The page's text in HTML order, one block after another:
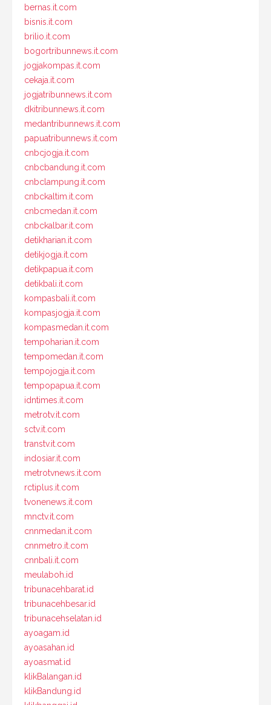
bernas.it.com
bisnis.it.com
brilio.it.com
bogortribunnews.it.com
jogjakompas.it.com
cekaja.it.com
jogjatribunnews.it.com
dkitribunnews.it.com
medantribunnews.it.com
papuatribunnews.it.com
cnbcjogja.it.com
cnbcbandung.it.com
cnbclampung.it.com
cnbckaltim.it.com
cnbcmedan.it.com
cnbckalbar.it.com
detikharian.it.com
detikjogja.it.com
detikpapua.it.com
detikbali.it.com
kompasbali.it.com
kompasjogja.it.com
kompasmedan.it.com
tempoharian.it.com
tempomedan.it.com
tempojogja.it.com
tempopapua.it.com
idntimes.it.com
metrotv.it.com
sctv.it.com
transtv.it.com
indosiar.it.com
metrotvnews.it.com
rctiplus.it.com
tvonenews.it.com
mnctv.it.com
cnnmedan.it.com
cnnmetro.it.com
cnnbali.it.com
meulaboh.id
tribunacehbarat.id
tribunacehbesar.id
tribunacehselatan.id
ayoagam.id
ayoasahan.id
ayoasmat.id
klikBalangan.id
klikBandung.id